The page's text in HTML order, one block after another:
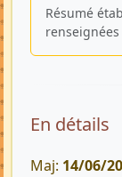
Résumé
renseignées
En détails
Maj: 14/06/